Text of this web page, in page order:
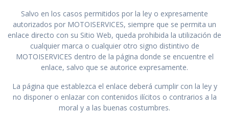
Salvo en los casos permitidos por la ley o expresamente
autorizados por MOTOISERVICES, siempre que se permita un
enlace directo con su Sitio Web, queda prohibida la utilización de
cualquier marca o cualquier otro signo distintivo de
MOTOISERVICES dentro de la página donde se encuentre el
enlace, salvo que se autorice expresamente.
La página que establezca el enlace deberá cumplir con la ley y
no disponer o enlazar con contenidos ilícitos o contrarios a la
moral y a las buenas costumbres.